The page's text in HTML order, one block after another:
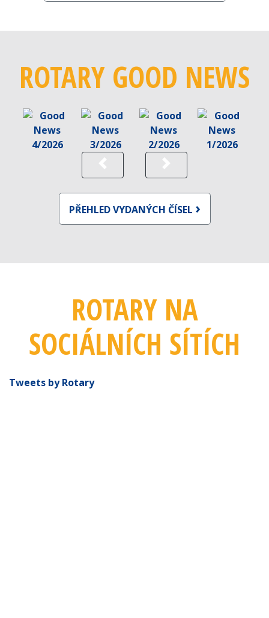
ROTARY GOOD NEWS
PŘEHLED VYDANÝCH ČÍSEL
ROTARY NA
SOCIÁLNÍCH SÍTÍCH
Tweets by Rotary